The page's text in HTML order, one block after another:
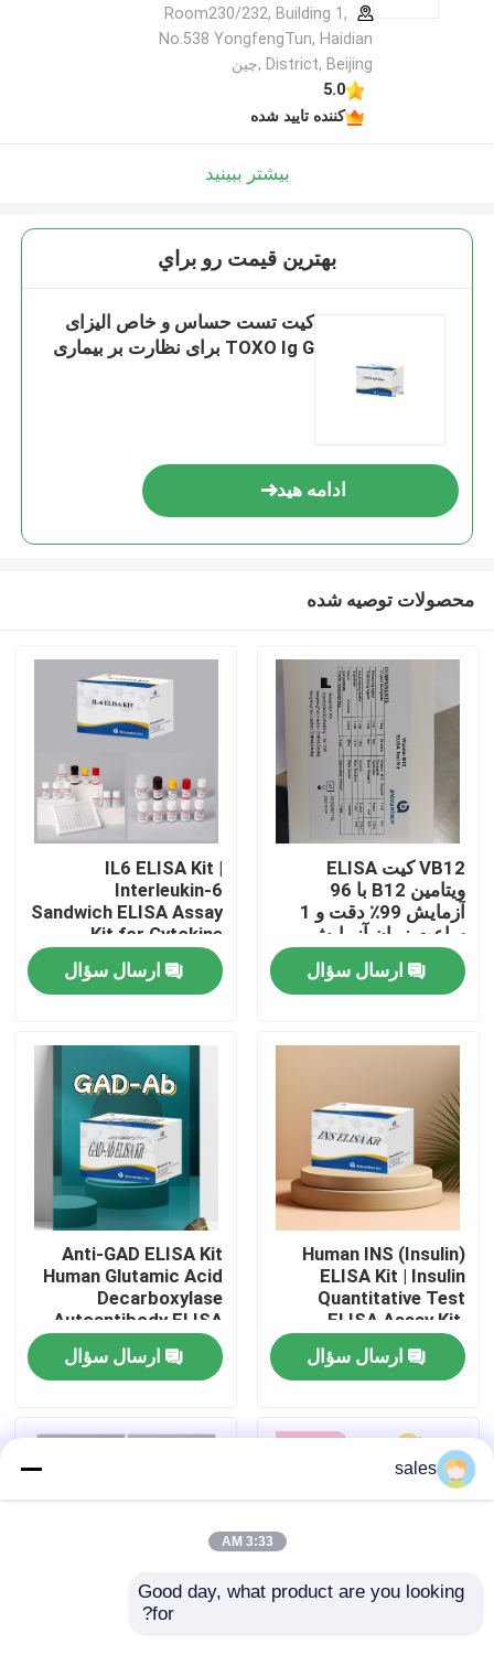
محصولات
درباره ما
تور کارخانه
کنترل کیفیت
با ما تماس بگیرید
اخبار
VR Show
Room230/232, Building 1,
No.538 YongfengTun, Haidian
District, Beijing ,چین
5.0
کننده تایید شده
بیشتر ببینید
بهترين قيمت رو براي
کیت تست حساس و خاص الیزای
TOXO Ig G برای نظارت بر بیماری
ادامه هید
محصولات توصیه شده
VB12 کیت ELISA
ویتامین B12 با 96
آزمایش 99٪ دقت و 1
ساعت زمان آزمایش
برای تحقیقات کمبود
ویتامین ارسال سؤال
IL6 ELISA Kit |
Interleukin-6
Sandwich ELISA Assay
Kit for Cytokine
Quantitative Detection
in Biological Samples,
Serum, Plasma, Cell
ارسال سؤال
Human INS (Insulin)
ELISA Kit | Insulin
Quantitative Test
ELISA Assay Kit,
Sandwich ELISA For
Serum Plasma 96
Tests Laboratory
ارسال سؤال
Anti-GAD ELISA Kit
Human Glutamic Acid
Decarboxylase
Autoantibody ELISA
KiT GAD-Ab / GAD65
Autoantibody Enzyme
Linked
Test Kit
ارسال سؤال
sales
3:33 AM
Good day, what product are you looking
for?